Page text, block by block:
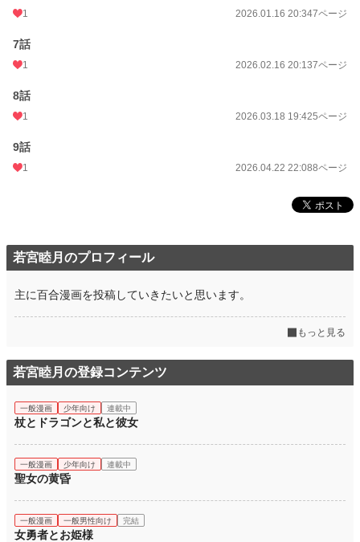
1 2026.01.16 20:347ページ
7話
1 2026.02.16 20:137ページ
8話
1 2026.03.18 19:425ページ
9話
1 2026.04.22 22:088ページ
若宮睦月のプロフィール
主に百合漫画を投稿していきたいと思います。
もっと見る
若宮睦月の登録コンテンツ
一般漫画 少年向け 連載中
杖とドラゴンと私と彼女
一般漫画 少年向け 連載中
聖女の黄昏
一般漫画 一般男性向け 完結
女勇者とお姫様